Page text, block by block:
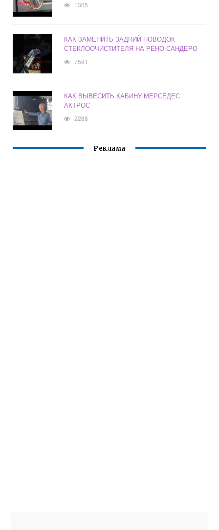
1305
КАК ЗАМЕНИТЬ ЗАДНИЙ ПОВОДОК
СТЕКЛООЧИСТИТЕЛЯ НА РЕНО САНДЕРО
7591
КАК ВЫВЕСИТЬ КАБИНУ МЕРСЕДЕС
АКТРОС
2288
Реклама